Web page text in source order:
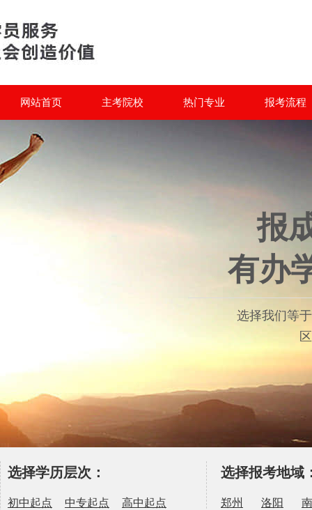
网站首页 主考院校 热门专业 报考流程
报
有办
选择我们等
选择学历层次：
初中起点 中专起点 高中起点
选择报考地域
郑州 洛阳